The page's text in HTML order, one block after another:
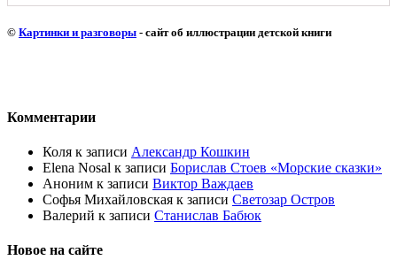
© Картинки и разговоры - сайт об иллюстрации детской книги
Комментарии
Коля к записи Александр Кошкин
Elena Nosal к записи Борислав Стоев «Морские сказки»
Аноним к записи Виктор Важдаев
Софья Михайловская к записи Светозар Остров
Валерий к записи Станислав Бабюк
Новое на сайте